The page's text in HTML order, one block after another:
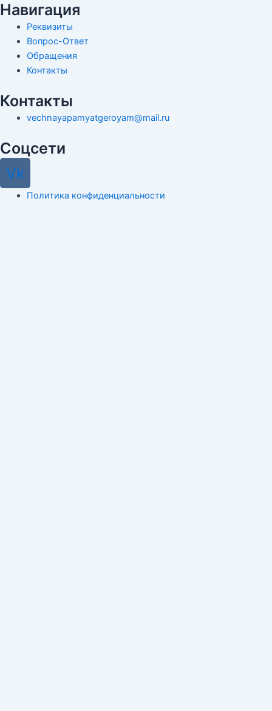
Навигация
Реквизиты
Вопрос-Ответ
Обращения
Контакты
Контакты
vechnayapamyatgeroyam@mail.ru
Соцсети
Vk
Политика конфиденциальности